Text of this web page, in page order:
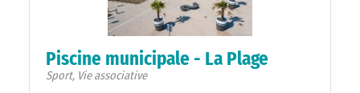
Piscine municipale - La Plage
Sport, Vie associative